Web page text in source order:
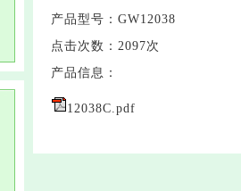
产品型号： GW12038
点击次数： 2097次
产品信息：
12038C.pdf